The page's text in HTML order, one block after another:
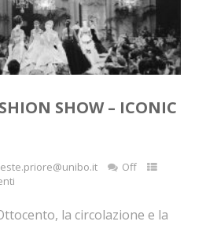
SHOW – ICONIC
Off
la circolazione e la